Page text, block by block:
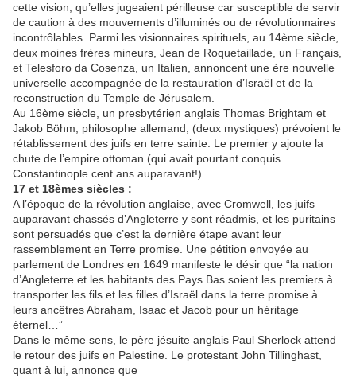
cette vision, qu’elles jugeaient périlleuse car susceptible de servir
de caution à des mouvements d’illuminés ou de révolutionnaires
incontrôlables. Parmi les visionnaires spirituels, au 14ème siècle,
deux moines frères mineurs, Jean de Roquetaillade, un Français,
et Telesforo da Cosenza, un Italien, annoncent une ère nouvelle
universelle accompagnée de la restauration d’Israël et de la
reconstruction du Temple de Jérusalem.
Au 16ème siècle, un presbytérien anglais Thomas Brightam et
Jakob Böhm, philosophe allemand, (deux mystiques) prévoient le
rétablissement des juifs en terre sainte. Le premier y ajoute la
chute de l’empire ottoman (qui avait pourtant conquis
Constantinople cent ans auparavant!)
17 et 18èmes siècles :
A l’époque de la révolution anglaise, avec Cromwell, les juifs
auparavant chassés d’Angleterre y sont réadmis, et les puritains
sont persuadés que c’est la dernière étape avant leur
rassemblement en Terre promise. Une pétition envoyée au
parlement de Londres en 1649 manifeste le désir que “la nation
d’Angleterre et les habitants des Pays Bas soient les premiers à
transporter les fils et les filles d’Israël dans la terre promise à
leurs ancêtres Abraham, Isaac et Jacob pour un héritage
éternel…”
Dans le même sens, le père jésuite anglais Paul Sherlock attend
le retour des juifs en Palestine. Le protestant John Tillinghast,
quant à lui, annonce que